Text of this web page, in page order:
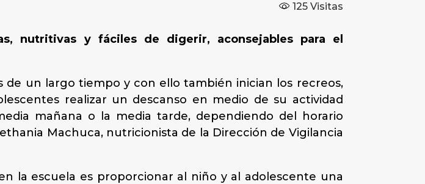
125Visitas
nutritivas y fáciles de digerir, aconsejables para el
de un largo tiempo y con ello también inician los recreos,
realizar un descanso en medio de su actividad
mañana o la media tarde, dependiendo del horario
Machuca, nutricionista de la Dirección de Vigilancia
la escuela es proporcionar al niño y al adolescente una